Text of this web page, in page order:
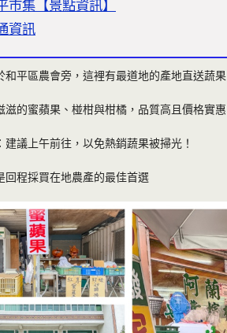
市集【景點資訊】
資訊
和平區農會旁，這裡有最道地的產地直送蔬果
滋的蜜蘋果、椪柑與柑橘，品質高且價格實惠
建議上午前往，以免熱銷蔬果被掃光！
回程採買在地農產的最佳首選